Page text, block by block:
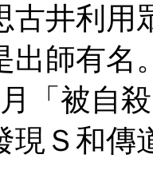
古井利用
出師有名
「被自
現Ｓ和傳